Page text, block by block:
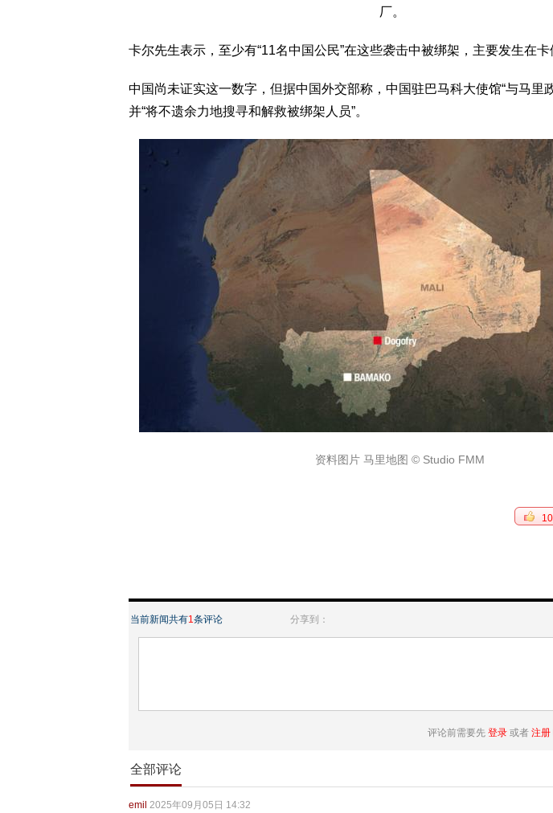
厂。
卡尔先生表示，至少有“11名中国公民”在这些袭击中被绑架，主要发生在卡
中国尚未证实这一数字，但据中国外交部称，中国驻巴马科大使馆“与马里
并“将不遗余力地搜寻和解救被绑架人员”。
资料图片 马里地图 © Studio FMM
10
当前新闻共有1条评论 分享到：
评论前需要先 登录 或者 注册
全部评论
emil 2025年09月05日 14:32